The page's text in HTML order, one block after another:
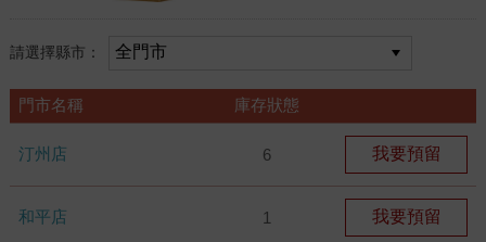
請選擇縣市：
門市名稱 庫存狀態
汀州店 6 我要預留
和平店 1 我要預留